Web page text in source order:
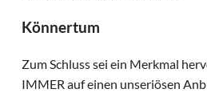
Könnertum
Zum Schluss sei ein Merkmal
IMMER auf einen unseriösen